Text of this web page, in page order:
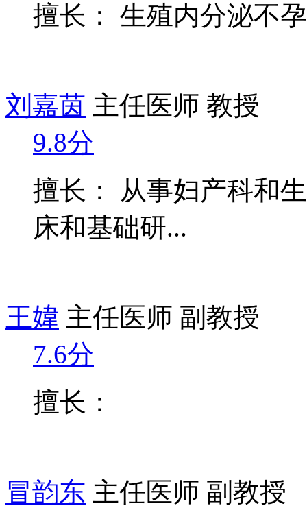
擅长： 生殖内分泌不
刘嘉茵 主任医师 教授
9.8分
擅长： 从事妇产科和
床和基础研...
王媁 主任医师 副教授
7.6分
擅长：
冒韵东 主任医师 副教授